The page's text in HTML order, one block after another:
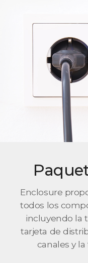
Enclosure
todos los
incluyendo la
tarjeta de
canales y